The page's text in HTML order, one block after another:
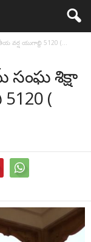
వర్ష యుగాబ్ది 5120 (...
సంఘ శిక్షా
(